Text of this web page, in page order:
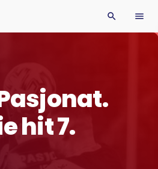
search menu
hit 7.